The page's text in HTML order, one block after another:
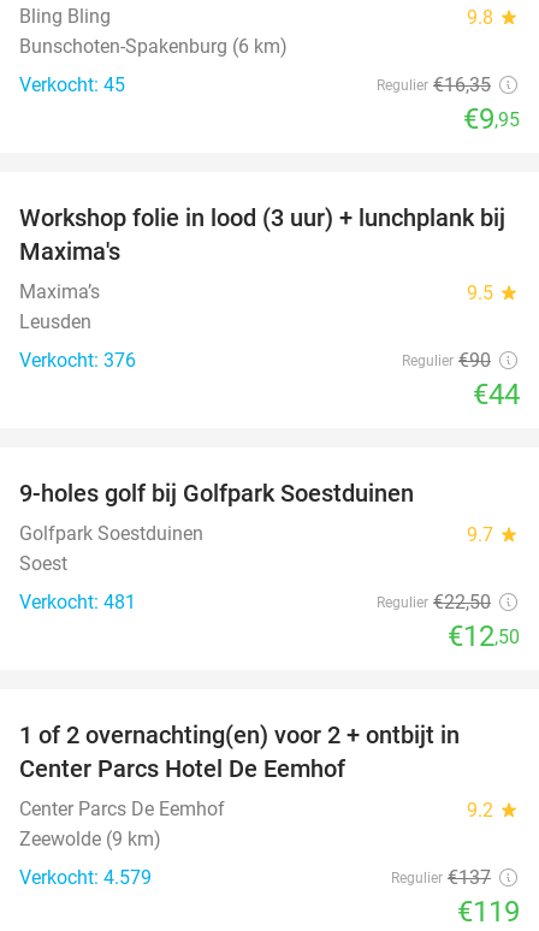
Bling Bling 9.8 star
Bunschoten-Spakenburg (6 km)
Verkocht: 45
Regulier €16,35
€9,95
51%
Workshop folie in lood (3 uur) + lunchplank bij
Maxima's
Maxima’s 9.5 star
Leusden
Verkocht: 376
Regulier €90
€44
9-holes golf bij Golfpark Soestduinen
Golfpark Soestduinen 9.7 star
Soest
Verkocht: 481
Regulier €22,50
€12,50
1 of 2 overnachting(en) voor 2 + ontbijt in
Center Parcs Hotel De Eemhof
Center Parcs De Eemhof 9.2 star
Zeewolde (9 km)
Verkocht: 4.579
Regulier €137
€119